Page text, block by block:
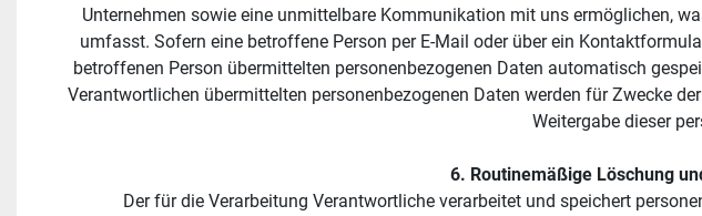
Unternehmen sowie eine unmittelbare Kommunikation mit uns ermöglichen,
umfasst. Sofern eine betroffene Person per E-Mail oder über ein
betroffenen Person übermittelten personenbezogenen Daten automatisch
Verantwortlichen übermittelten personenbezogenen Daten werden für Zwecke
Weitergabe dieser
6. Routinemäßige Löschung
Der für die Verarbeitung Verantwortliche verarbeitet und speichert